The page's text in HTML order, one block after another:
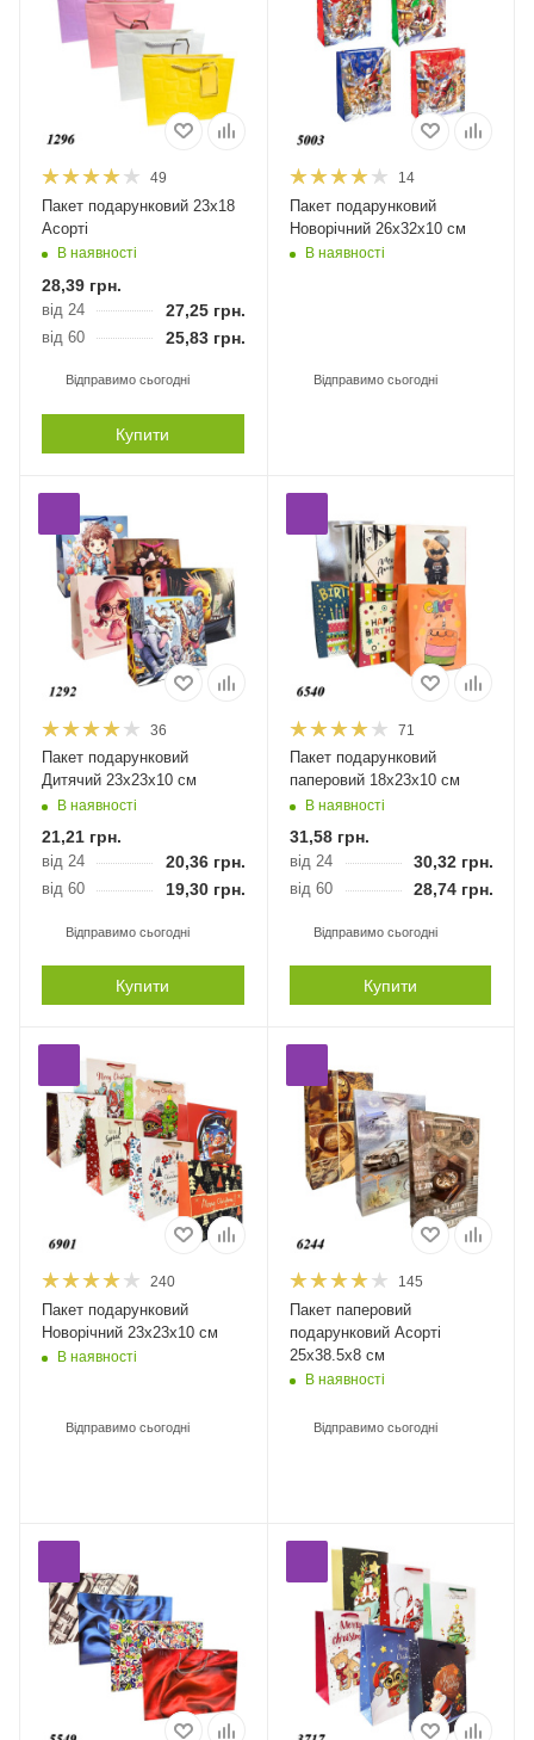
49
Пакет подарунковий 23х18
Асорті
В наявності
28,39 грн.
від 24 27,25 грн.
від 60 25,83 грн.
Відправимо сьогодні
Купити
14
Пакет подарунковий
Новорічний 26х32х10 см
В наявності
Відправимо сьогодні
36
Пакет подарунковий
Дитячий 23х23х10 см
В наявності
21,21 грн.
від 24 20,36 грн.
від 60 19,30 грн.
Відправимо сьогодні
Купити
71
Пакет подарунковий
паперовий 18х23х10 см
В наявності
31,58грн.
від 24 30,32грн.
від 60 28,74грн.
Відправимо сьогодні
Купити
240
Пакет подарунковий
Новорічний 23х23х10 см
В наявності
Відправимо сьогодні
145
Пакет паперовий
подарунковий Асорті
25х38.5х8 см
В наявності
Відправимо сьогодні